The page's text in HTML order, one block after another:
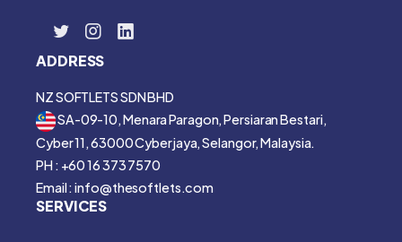
ADDRESS
NZ SOFTLETS SDN BHD
SA-09-10, Menara Paragon, Persiaran Bestari,
Cyber 11, 63000 Cyberjaya, Selangor, Malaysia.
PH : +60 16 373 7570
Email : info@thesoftlets.com
SERVICES